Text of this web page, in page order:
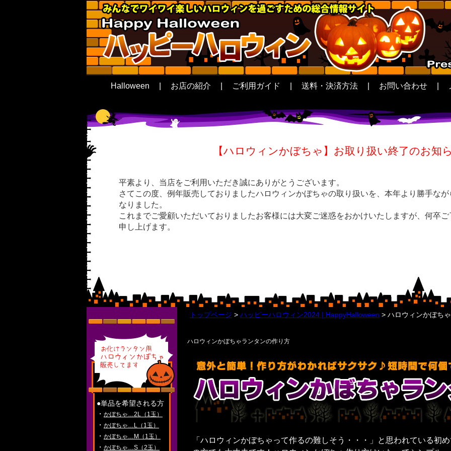
Halloween お店の紹介 ご利用ガイド 送料・決済方法 お問い合わせ
【ハロウィンかぼちゃ】お取り扱い終了のお知
平素より、当店をご利用いただき誠にありがとうございます。
さてこの度、例年販売しておりましたハロウィンかぼちゃの取り扱いを、本年より勝手な
なりました。
これまでご愛顧いただいておりましたお客様には大変ご迷惑をおかけいたしますが、何卒
申し上げます。
●単品を希望される方
・ かぼちゃ…2L（1玉）
・ かぼちゃ…L（1玉）
・ かぼちゃ…M（1玉）
・ かぼちゃ…S（2玉）
トップページ ハッピーハロウィン2024 | HappyHalloween ハロウィンかぼち
ハロウィンかぼちゃランタンの作り方
「ハロウィンかぼちゃって作るの難しそう・・・」と思われている初